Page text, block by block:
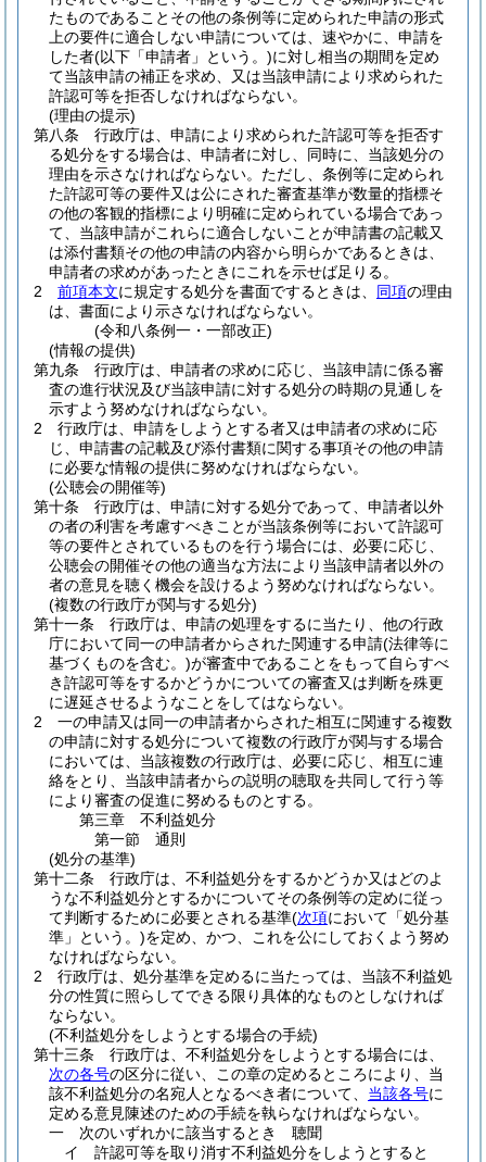
たものであることその他の条例等に定められた申請の形式
上の要件に適合しない申請については、速やかに、申請を
した者(以下「申請者」という。)に対し相当の期間を定め
て当該申請の補正を求め、又は当該申請により求められた
許認可等を拒否しなければならない。
(理由の提示)
第八条
行政庁は、申請により求められた許認可等を拒否す
る処分をする場合は、申請者に対し、同時に、当該処分の
理由を示さなければならない。 ただし、条例等に定められ
た許認可等の要件又は公にされた審査基準が数量的指標そ
の他の客観的指標により明確に定められている場合であっ
て、当該申請がこれらに適合しないことが申請書の記載又
は添付書類その他の申請の内容から明らかであるときは、
申請者の求めがあったときにこれを示せば足りる。
2
前項本文に規定する処分を書面でするときは、 同項の理由
は、書面により示さなければならない。
(令和八条例一・一部改正)
(情報の提供)
第九条
行政庁は、申請者の求めに応じ、当該申請に係る審
査の進行状況及び当該申請に対する処分の時期の見通しを
示すよう努めなければならない。
2
行政庁は、申請をしようとする者又は申請者の求めに応
じ、申請書の記載及び添付書類に関する事項その他の申請
に必要な情報の提供に努めなければならない。
(公聴会の開催等)
第十条
行政庁は、申請に対する処分であって、申請者以外
の者の利害を考慮すべきことが当該条例等において許認可
等の要件とされているものを行う場合には、必要に応じ、
公聴会の開催その他の適当な方法により当該申請者以外の
者の意見を聴く機会を設けるよう努めなければならない。
(複数の行政庁が関与する処分)
第十一条
行政庁は、申請の処理をするに当たり、他の行政
庁において同一の申請者からされた関連する申請(法律等に
基づくものを含む。)が審査中であることをもって自らすべ
き許認可等をするかどうかについての審査又は判断を殊更
に遅延させるようなことをしてはならない。
2
一の申請又は同一の申請者からされた相互に関連する複数
の申請に対する処分について複数の行政庁が関与する場合
においては、当該複数の行政庁は、必要に応じ、相互に連
絡をとり、当該申請者からの説明の聴取を共同して行う等
により審査の促進に努めるものとする。
第三章
不利益処分
第一節
通則
(処分の基準)
第十二条
行政庁は、不利益処分をするかどうか又はどのよ
うな不利益処分とするかについてその条例等の定めに従っ
て判断するために必要とされる基準(次項において「処分基
準」という。)を定め、かつ、これを公にしておくよう努め
なければならない。
2
行政庁は、処分基準を定めるに当たっては、当該不利益処
分の性質に照らしてできる限り具体的なものとしなければ
ならない。
(不利益処分をしようとする場合の手続)
第十三条
行政庁は、不利益処分をしようとする場合には、
次の各号の区分に従い、この章の定めるところにより、当
該不利益処分の名宛人となるべき者について、 当該各号に
定める意見陳述のための手続を執らなければならない。
一
次のいずれかに該当するとき 聴聞
イ
許認可等を取り消す不利益処分をしようとすると